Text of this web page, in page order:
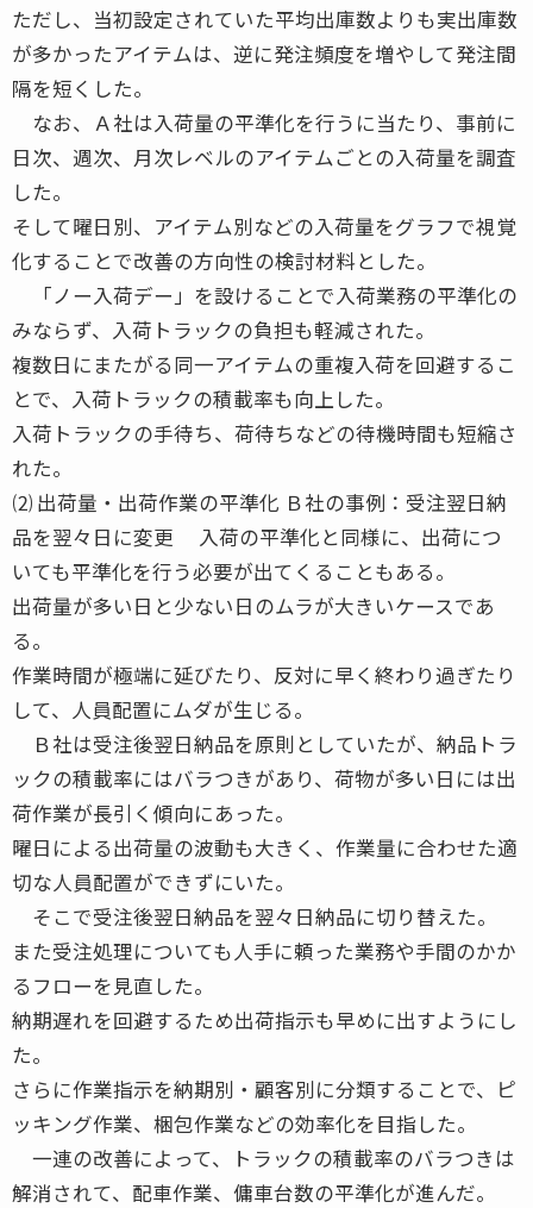
ただし、当初設定されていた平均出庫数よりも実出庫数
が多かったアイテムは、逆に発注頻度を増やして発注間
隔を短くした。
なお、Ａ社は入荷量の平準化を行うに当たり、事前に
日次、週次、月次レベルのアイテムごとの入荷量を調査
した。
そして曜日別、アイテム別などの入荷量をグラフで視覚
化することで改善の方向性の検討材料とした。
「ノー入荷デー」を設けることで入荷業務の平準化の
みならず、入荷トラックの負担も軽減された。
複数日にまたがる同一アイテムの重複入荷を回避するこ
とで、入荷トラックの積載率も向上した。
入荷トラックの手待ち、荷待ちなどの待機時間も短縮さ
れた。
⑵ 出荷量・出荷作業の平準化 Ｂ社の事例：受注翌日納
品を翌々日に変更 入荷の平準化と同様に、出荷につ
いても平準化を行う必要が出てくることもある。
出荷量が多い日と少ない日のムラが大きいケースであ
る。
作業時間が極端に延びたり、反対に早く終わり過ぎたり
して、人員配置にムダが生じる。
Ｂ社は受注後翌日納品を原則としていたが、納品トラ
ックの積載率にはバラつきがあり、荷物が多い日には出
荷作業が長引く傾向にあった。
曜日による出荷量の波動も大きく、作業量に合わせた適
切な人員配置ができずにいた。
そこで受注後翌日納品を翌々日納品に切り替えた。
また受注処理についても人手に頼った業務や手間のかか
るフローを見直した。
納期遅れを回避するため出荷指示も早めに出すようにし
た。
さらに作業指示を納期別・顧客別に分類することで、ピ
ッキング作業、梱包作業などの効率化を目指した。
一連の改善によって、トラックの積載率のバラつきは
解消されて、配車作業、傭車台数の平準化が進んだ。